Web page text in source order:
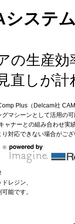
システ
の生産効
直しが計
Plus（Delcam社
マシーンとして活用の
ャナーとの組み合わせ実
り対応できない場合がご
レジン、
能です。